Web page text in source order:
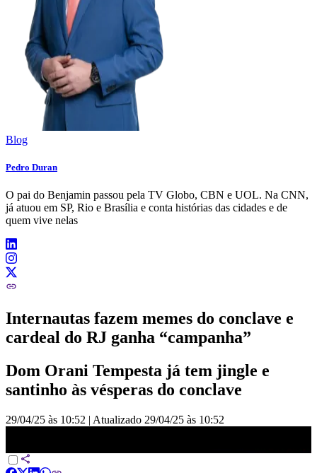
Blog
Pedro Duran
O pai do Benjamin passou pela TV Globo, CBN e UOL. Na CNN,
já atuou em SP, Rio e Brasília e conta histórias das cidades e de
quem vive nelas
Internautas fazem memes do conclave e
cardeal do RJ ganha “campanha”
Dom Orani Tempesta já tem jingle e
santinho às vésperas do conclave
29/04/25 às 10:52 | Atualizado 29/04/25 às 10:52